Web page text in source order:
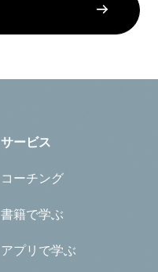
サービス
コーチング
書籍で学ぶ
アプリで学ぶ